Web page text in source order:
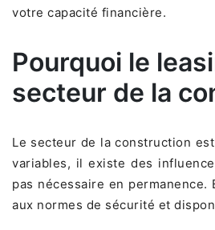
votre capacité financière.
Pourquoi le
secteur de la
Le secteur de la construction
variables, il existe des
pas nécessaire en
aux normes de sécurité et